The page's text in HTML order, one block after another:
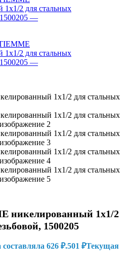
никелированный 1х1/2
1500205
626 ₽.501 ₽Текущая